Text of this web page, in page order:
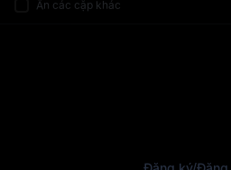
Ẩn các cặp khác